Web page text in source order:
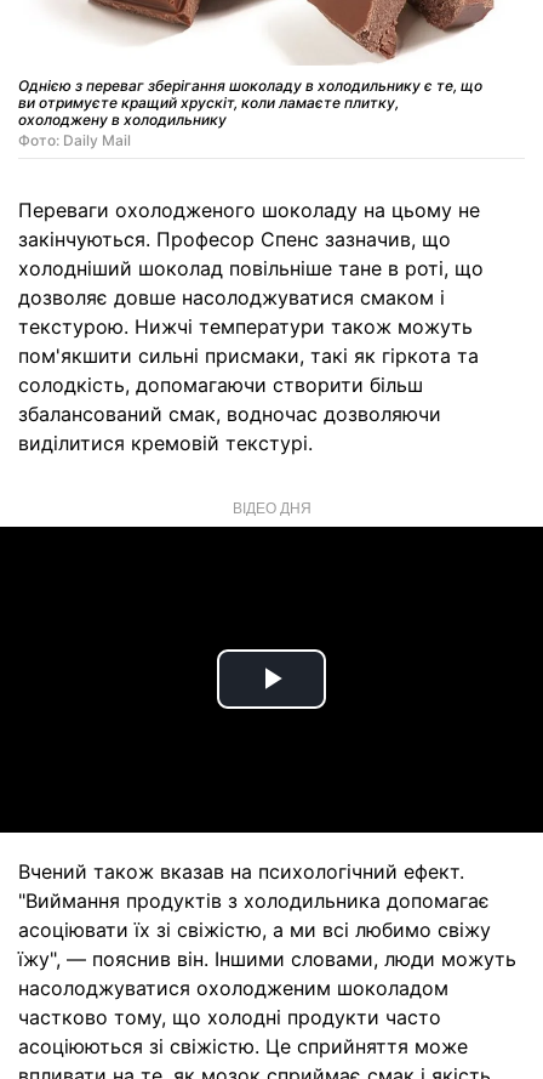
Однією з переваг зберігання шоколаду в холодильнику є те, що
ви отримуєте кращий хрускіт, коли ламаєте плитку,
охолоджену в холодильнику
Фото: Daily Mail
Переваги охолодженого шоколаду на цьому не
закінчуються. Професор Спенс зазначив, що
холодніший шоколад повільніше тане в роті, що
дозволяє довше насолоджуватися смаком і
текстурою. Нижчі температури також можуть
пом'якшити сильні присмаки, такі як гіркота та
солодкість, допомагаючи створити більш
збалансований смак, водночас дозволяючи
виділитися кремовій текстурі.
ВІДЕО ДНЯ
Play
Вчений також вказав на психологічний ефект.
"Виймання продуктів з холодильника допомагає
асоціювати їх зі свіжістю, а ми всі любимо свіжу
їжу", — пояснив він. Іншими словами, люди можуть
насолоджуватися охолодженим шоколадом
частково тому, що холодні продукти часто
асоціюються зі свіжістю. Це сприйняття може